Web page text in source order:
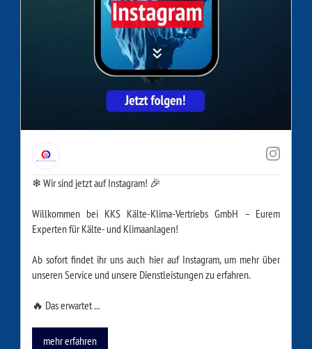
❄ Wir sind jetzt auf Instagram! 🎉
Willkommen bei KKS Kälte-Klima-Vertriebs GmbH – Eurem
Experten für Kälte- und Klimaanlagen!
Ab sofort findet ihr uns auch hier auf Instagram, um mehr über
unseren Service und unsere Dienstleistungen zu erfahren.
🔥 Das erwartet ...
mehr erfahren